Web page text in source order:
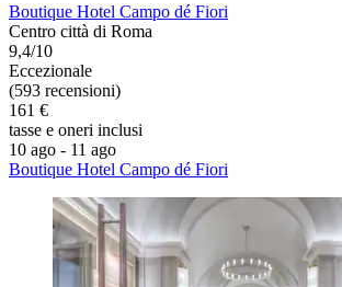
Boutique Hotel Campo dé Fiori
Centro città di Roma
9,4/10
Eccezionale
(593 recensioni)
161 €
tasse e oneri inclusi
10 ago - 11 ago
Boutique Hotel Campo dé Fiori